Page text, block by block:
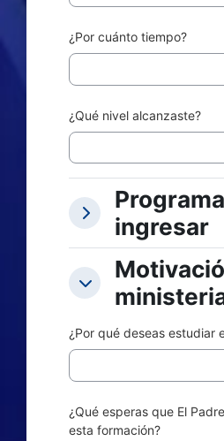
¿Por cuánto tiempo?
¿Qué nivel alcanzaste?
Programa al
Programa al que
ingresar
Motivación
Motivación espiritual y
¿Por qué deseas estudiar
¿Qué esperas que El
esta formación?